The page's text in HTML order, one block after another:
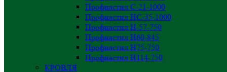
Профнастил С-21-1000
Профнастил НС-35-1000
Профнастил H-57-750
Профнастил Н60-845
Профнастил Н75-750
Профнастил Н114-750
КРОВЛЯ